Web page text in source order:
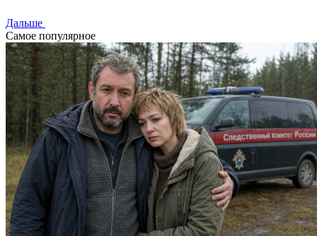
Дальше
Самое популярное